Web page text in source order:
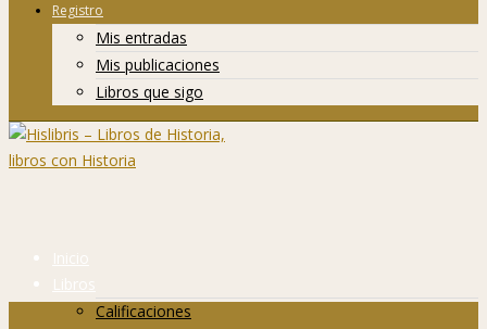
Registro
Mis entradas
Mis publicaciones
Libros que sigo
Inicio
Libros
Calificaciones